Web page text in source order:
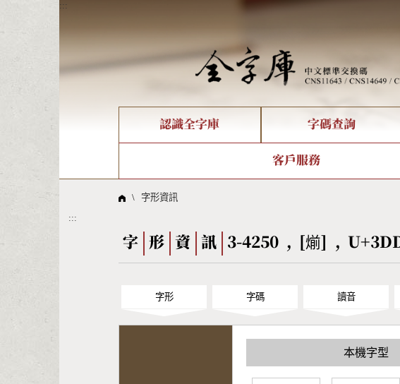
:::
認識全字庫
全字庫現況
線上教學
字碼查詢
部件查詢
倉頡查詢
Big5查詢 拼音查詢
造字解決方案
字形下載
客戶服務
問題集
\ 字形資訊
:::
字 形 資 訊 3-4250 , [㷙] ,
字形 字碼 讀音
本機字型